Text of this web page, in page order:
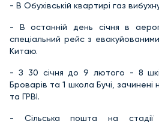
- В Обухівській квартирі газ
- В останній день січня в
спеціальний рейс з
Китаю.
- З 30 січня до 9 лютого - 8
Броварів та 1 школа Бучі,
та ГРВІ.
- Сільська пошта на стадії